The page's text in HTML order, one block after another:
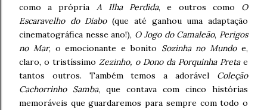
como a própria A Ilha Perdida, e outros como O
Escaravelho do Diabo(que até ganhou uma adaptação
cinematográfica nesse ano!), O Jogo do Camaleão, Perigos
no Mar, o emocionante e bonito Sozinha no Mundoe,
claro, o tristíssimo Zezinho, o Dono da Porquinha Pretae
tantos outros. Também temos a adorável Coleção
Cachorrinho Samba, que contava com cinco histórias
memoráveis que guardaremos para sempre com todo o